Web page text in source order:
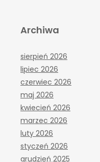
Archiwa
sierpień 2026
lipiec 2026
czerwiec 2026
maj 2026
kwiecień 2026
marzec 2026
luty 2026
styczeń 2026
grudzień 2025